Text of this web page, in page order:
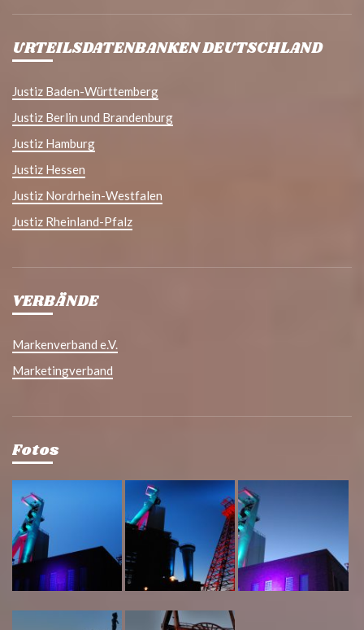
URTEILSDATENBANKEN DEUTSCHLAND
Justiz Baden-Württemberg
Justiz Berlin und Brandenburg
Justiz Hamburg
Justiz Hessen
Justiz Nordrhein-Westfalen
Justiz Rheinland-Pfalz
VERBÄNDE
Markenverband e.V.
Marketingverband
Fotos